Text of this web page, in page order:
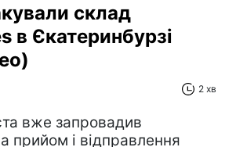
склад
в Єкатеринбурзі
2 хв
вже запровадив
прийом і відправлення